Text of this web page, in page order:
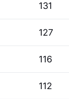
131
127
116
112